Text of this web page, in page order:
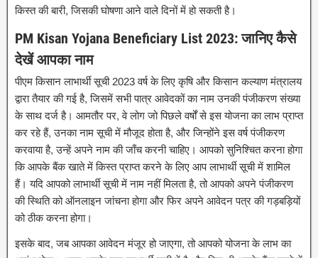
किस्त की बारी, जिसकी घोषणा आने वाले दिनों में हो सकती है।
PM Kisan Yojana Beneficiary List 2023: जानिए कैसे
देखें आपका नाम
पीएम किसान लाभार्थी सूची 2023 वर्ष के लिए कृषि और किसान कल्याण मंत्रालय
द्वारा तैयार की गई है, जिसमें सभी पात्र आवेदकों का नाम उनकी पंजीकरण संख्या
के साथ दर्ज है। आमतौर पर, वे लोग जो पिछले वर्षों से इस योजना का लाभ प्राप्त
कर रहे हैं, उनका नाम सूची में मौजूद होता है, और जिन्होंने इस वर्ष पंजीकरण
करवाया है, उन्हें अपने नाम की जाँच करनी चाहिए। आपको सुनिश्चित करना होगा
कि आपके बैंक खाते में किस्त प्राप्त करने के लिए आप लाभार्थी सूची में शामिल
हैं। यदि आपको लाभार्थी सूची में नाम नहीं मिलता है, तो आपको अपने पंजीकरण
की स्थिति को ऑनलाइन जांचना होगा और फिर अपने आवेदन पत्र की गड़बड़ियों
को ठीक करना होगा।
इसके बाद, जब आपका आवेदन मंजूर हो जाएगा, तो आपको योजना के लाभ का